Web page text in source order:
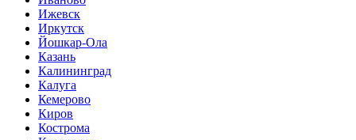
Ижевск
Иркутск
Йошкар-Ола
Казань
Калининград
Калуга
Кемерово
Киров
Кострома